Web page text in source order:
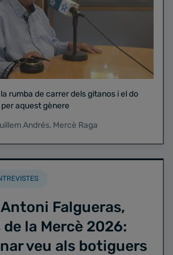
rumba de carrer dels gitanos i el do
aquest gènere
Andrés, Mercè Raga
Falgueras,
la Mercè 2026:
veu als botiguers